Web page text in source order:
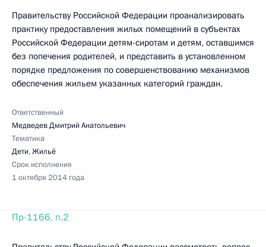
Правительству Российской Федерации проанализировать
практику предоставления жилых помещений в субъектах
Российской Федерации детям-сиротам и детям, оставшимся
без попечения родителей, и представить в установленном
порядке предложения по совершенствованию механизмов
обеспечения жильем указанных категорий граждан.
Ответственный
Медведев Дмитрий Анатольевич
Тематика
Дети,Жильё
Срок исполнения
1 октября 2014 года
Пр-1166, п.2